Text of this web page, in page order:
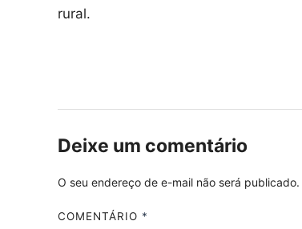
rural.
Deixe um comentário
O seu endereço de e-mail não será publicado.
COMENTÁRIO *